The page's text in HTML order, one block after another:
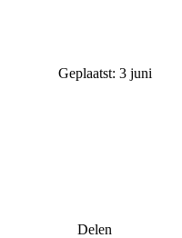
Geplaatst: 3 juni
Delen